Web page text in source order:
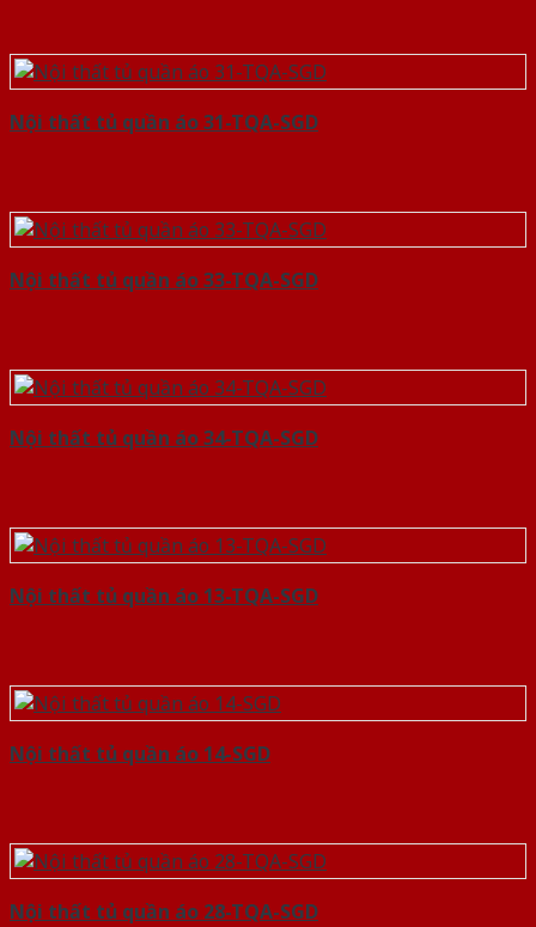
Nội thất tủ quần áo 31-TQA-SGD
Nội thất tủ quần áo 33-TQA-SGD
Nội thất tủ quần áo 34-TQA-SGD
Nội thất tủ quần áo 13-TQA-SGD
Nội thất tủ quần áo 14-SGD
Nội thất tủ quần áo 28-TQA-SGD